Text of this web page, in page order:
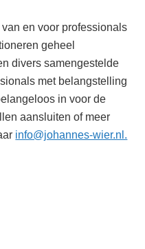
en voor professionals
geheel
divers samengestelde
met belangstelling
in voor de
aansluiten of meer
info@johannes-wier.nl.